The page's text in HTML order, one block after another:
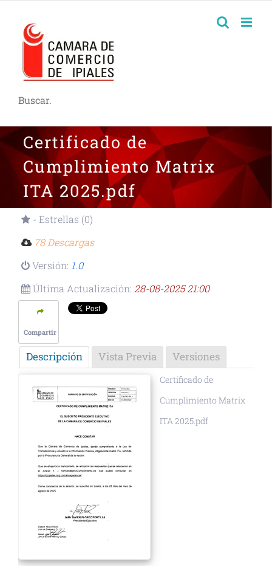
Buscar.
Certificado de
Cumplimiento Matrix
ITA 2025.pdf
- Estrellas (0)
78 Descargas
Versión: 1.0
Última Actualización: 28-08-2025 21:00
Compartir
Descripción Vista Previa Versiones
Certificado de
Cumplimiento Matrix
ITA 2025.pdf